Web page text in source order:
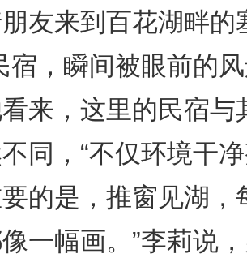
友来到百花湖畔的
宿，瞬间被眼前的
来，这里的民宿与
同，“不仅环境干
的是，推窗见湖，
一幅画。”李莉说